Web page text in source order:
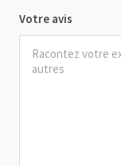
Votre avis